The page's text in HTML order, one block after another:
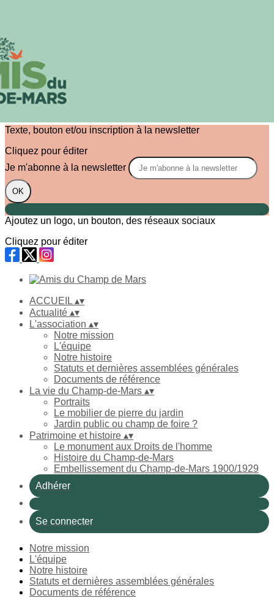
Menu
Images de la page d'accueil
Texte, bouton et/ou inscription à la newsletter
Cliquez pour éditer
Je m'abonne à la newsletter
OK
Ajoutez un logo, un bouton, des réseaux sociaux
Cliquez pour éditer
ACCUEIL ▴▾
Actualité ▴▾
L'association ▴▾
Notre mission
L'équipe
Notre histoire
Statuts et dernières assemblées générales
Documents de référence
La vie du Champ-de-Mars ▴▾
Portraits
Le mobilier de pierre du jardin
Jardin public ou champ de foire ?
Patrimoine et histoire ▴▾
Le monument aux Droits de l'homme
Histoire du Champ-de-Mars
Embellissement du Champ-de-Mars 1900/1929
Adhérer
Se connecter
Notre mission
L'équipe
Notre histoire
Statuts et dernières assemblées générales
Documents de référence